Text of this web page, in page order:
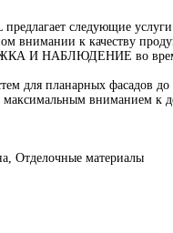
предлагает следующие
внимании к качеству
И НАБЛЮДЕНИЕ во
для планарных фасадов
максимальным вниманием к
Отделочные материалы